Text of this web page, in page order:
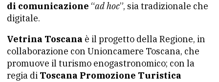
di comunicazione “ad hoc”, sia tradizionale che
digitale.
Vetrina Toscana è il progetto della Regione, in
collaborazione con Unioncamere Toscana, che
promuove il turismo enogastronomico; con la
regia di Toscana Promozione Turistica